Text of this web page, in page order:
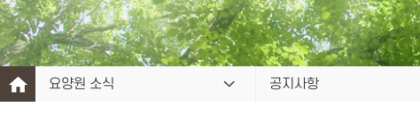
요양원 소식 공지사항